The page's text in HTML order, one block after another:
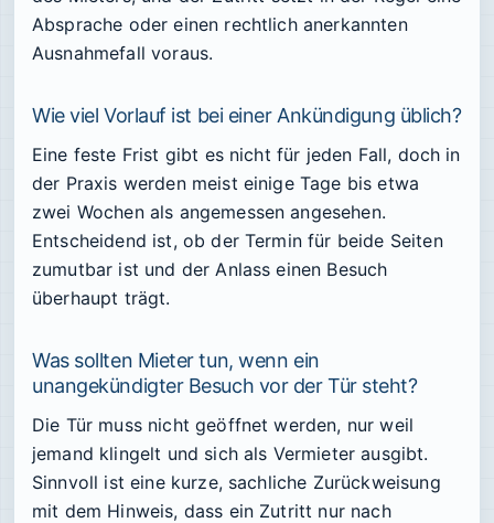
Absprache oder einen rechtlich anerkannten
Ausnahmefall voraus.
Wie viel Vorlauf ist bei einer Ankündigung üblich?
Eine feste Frist gibt es nicht für jeden Fall, doch in
der Praxis werden meist einige Tage bis etwa
zwei Wochen als angemessen angesehen.
Entscheidend ist, ob der Termin für beide Seiten
zumutbar ist und der Anlass einen Besuch
überhaupt trägt.
Was sollten Mieter tun, wenn ein
unangekündigter Besuch vor der Tür steht?
Die Tür muss nicht geöffnet werden, nur weil
jemand klingelt und sich als Vermieter ausgibt.
Sinnvoll ist eine kurze, sachliche Zurückweisung
mit dem Hinweis, dass ein Zutritt nur nach